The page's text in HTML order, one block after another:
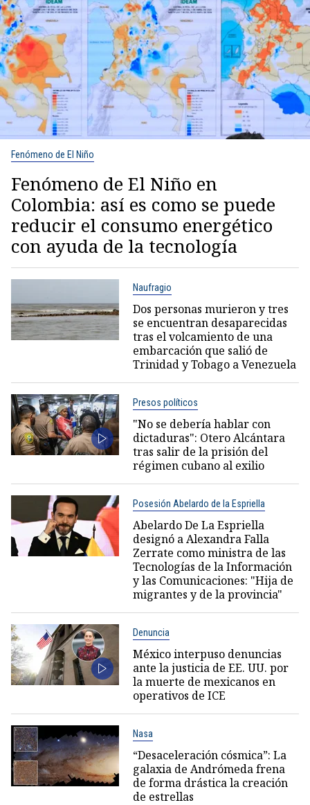
Fenómeno de El Niño
Fenómeno de El Niño en
Colombia: así es como se puede
reducir el consumo energético
con ayuda de la tecnología
Naufragio
Dos personas murieron y tres
se encuentran desaparecidas
tras el volcamiento de una
embarcación que salió de
Trinidad y Tobago a Venezuela
Presos políticos
"No se debería hablar con
dictaduras": Otero Alcántara
tras salir de la prisión del
régimen cubano al exilio
Posesión Abelardo de la Espriella
Abelardo De La Espriella
designó a Alexandra Falla
Zerrate como ministra de las
Tecnologías de la Información
y las Comunicaciones: "Hija de
migrantes y de la provincia"
Denuncia
México interpuso denuncias
ante la justicia de EE. UU. por
la muerte de mexicanos en
operativos de ICE
Nasa
“Desaceleración cósmica”: La
galaxia de Andrómeda frena
de forma drástica la creación
de estrellas